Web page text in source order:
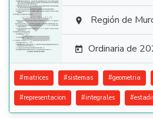
  Región de
 Ordinaria de
#matrices #sistemas #geometria
#representacion #integrales #